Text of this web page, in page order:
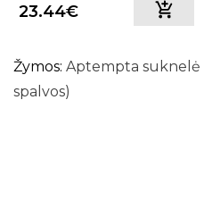
23.44€
Žymos: Aptempta suknelė
spalvos)